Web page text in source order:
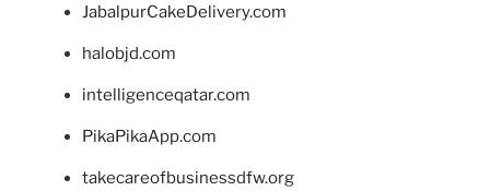
JabalpurCakeDelivery.com
halobjd.com
intelligenceqatar.com
PikaPikaApp.com
takecareofbusinessdfw.org